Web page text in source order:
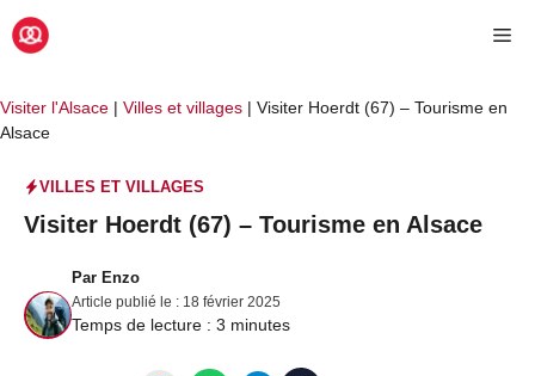
Aller
au
Visiter l'Alsace | Villes et villages | Visiter Hoerdt (67) – Tourisme en
Alsace
VILLES ET VILLAGES
Visiter Hoerdt (67) – Tourisme en Alsace
Par Enzo
Article publié le : 18 février 2025
Temps de lecture : 3 minutes